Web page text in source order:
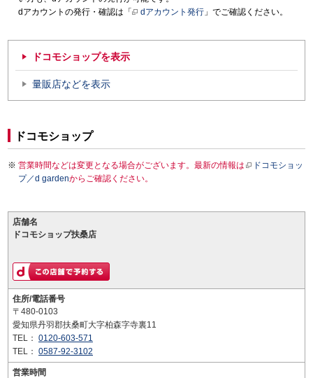
dアカウントの発行・確認は「
dアカウント発行 」でご確認ください。
ドコモショップを表示
量販店などを表示
ドコモショップ
営業時間などは変更となる場合がございます。最新の情報は
ドコモショッ
プ／d gardenからご確認ください。
店舗名
ドコモショップ扶桑店
住所/電話番号
〒480-0103
愛知県丹羽郡扶桑町大字柏森字寺裏11
TEL： 0120-603-571
TEL： 0587-92-3102
営業時間